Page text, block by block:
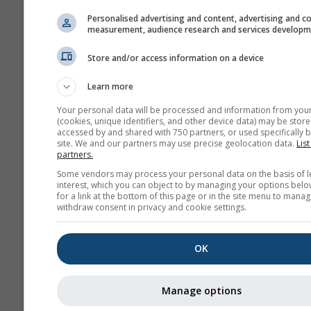
Pode encontrar a altitude
célula da grelha junto às
Durante um mês, há
diárias para valores
máximos e médios. Para
Também oferecemos
brutos para venda. Por
entre em contacto
hora desde 1940 para Bach
Personalised advertising and content, advertising and
measurement, audience research and services
Store and/or access information on a device
Learn more
Your personal data will be processed and information from
(cookies, unique identifiers, and other device data) may be
accessed by and shared with 750 partners, or used specifically
site. We and our partners may use precise geolocation data.
partners.
Some vendors may process your personal data on the basis of
interest, which you can object to by managing your options
for a link at the bottom of this page or in the site menu to
withdraw consent in privacy and cookie settings.
OK
Manage options